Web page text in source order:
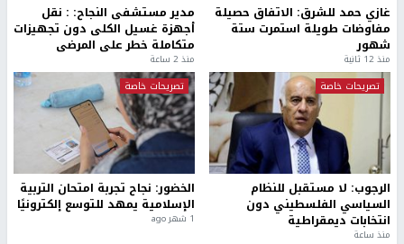
غازي حمد للشرق: الاتفاق حصيلة
مفاوضات طويلة استمرت ستة
شهور
منذ 12 ثانية
مدير مستشفى النجاح: : نقل
أجهزة غسيل الكلى دون تجهيزات
متكاملة خطر على المرضى
منذ 2 ساعة
تصريحات خاصة
الرجوب: لا مستقبل للنظام
السياسي الفلسطيني دون
انتخابات ديمقراطية
منذ ساعة
تصريحات خاصة
الخضور: نجاح تجربة امتحان التربية
الإسلامية يمهد للتوسع إلكترونيًا
1 شهر ago